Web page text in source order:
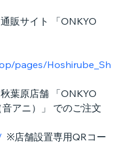
販サイト 「ONKYO
pages/Hoshirube_Sh
葉原店舗 「ONKYO
アニ）」 でのご注文
※店舗設置専用QRコー